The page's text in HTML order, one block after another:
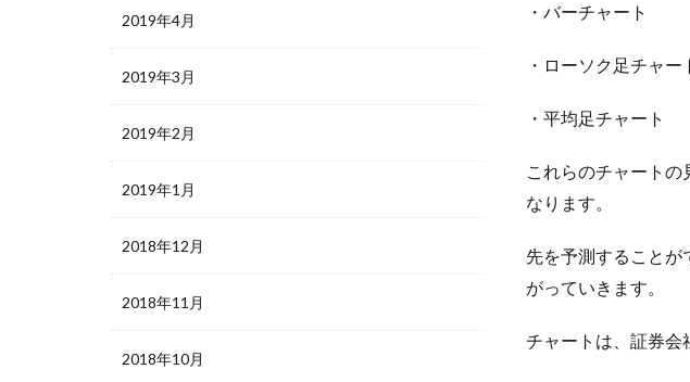
・バーチャート
・ローソク足チャー
・平均足チャート
これらのチャート
なります。
先を予測すること
がっていきます。
チャートは、証券会
2019年4月
2019年3月
2019年2月
2019年1月
2018年12月
2018年11月
2018年10月